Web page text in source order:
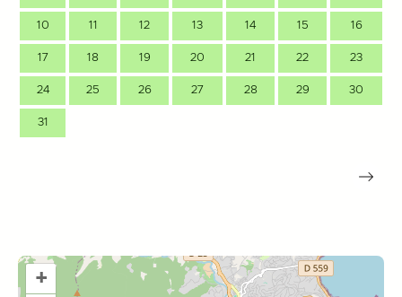
10 11 12 13 14 15 16
17 18 19 20 21 22 23
24 25 26 27 28 29 30
31
+